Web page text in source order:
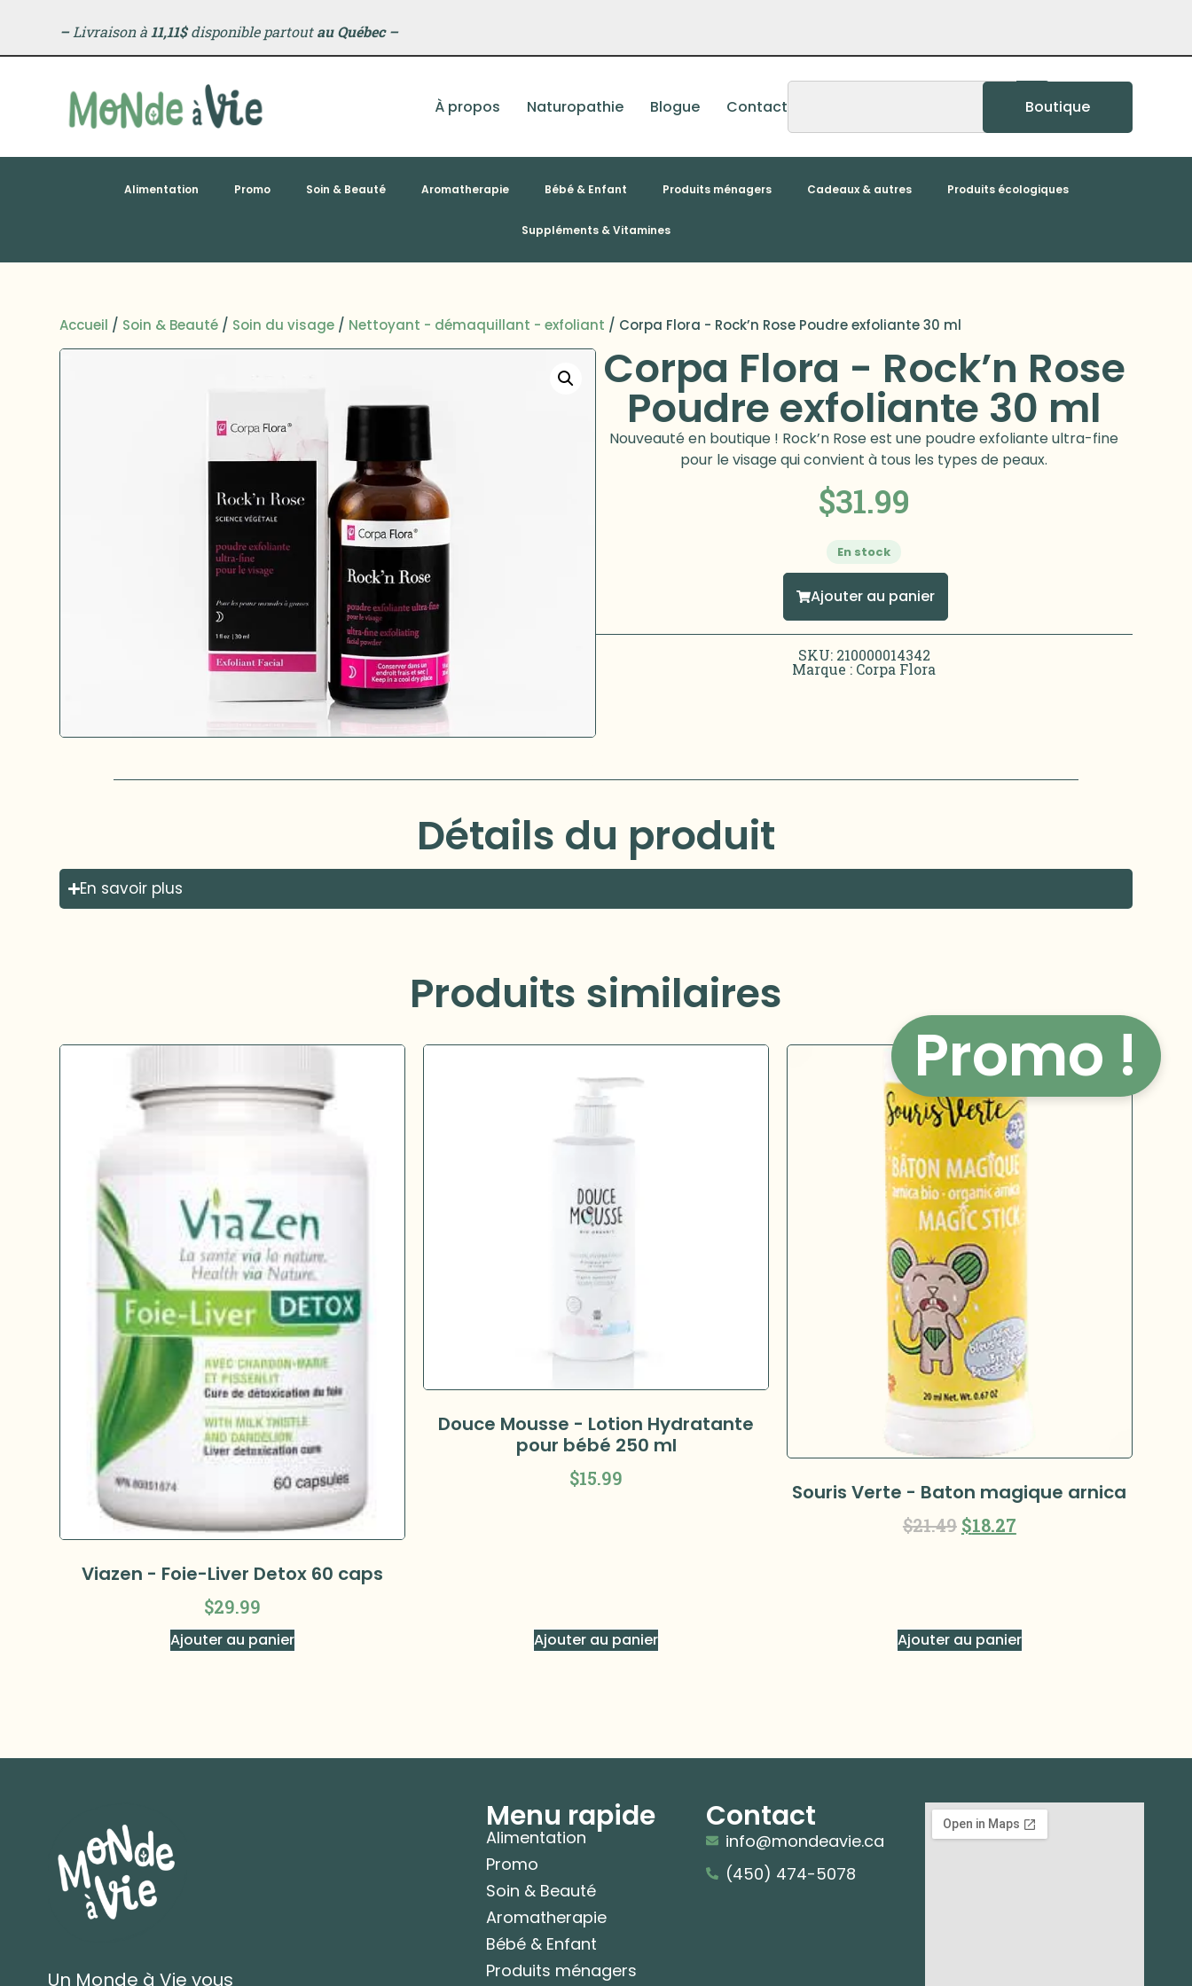
–Livraison à 11,11$disponible partoutau Québec –
À propos Naturopathie Blogue Contact Boutique
Alimentation Promo Soin & Beauté Aromatherapie Bébé & Enfant Produits ménagers Cadeaux & autres Produits écologiques
Suppléments & Vitamines
Accueil / Soin & Beauté / Soin du visage / Nettoyant - démaquillant - exfoliant / Corpa Flora - Rock’n Rose Poudre exfoliante 30 ml
Corpa Flora - Rock’n Rose
Poudre exfoliante 30 ml
Nouveauté en boutique ! Rock’n Rose est une poudre exfoliante ultra-fine
pour le visage qui convient à tous les types de peaux.
$31.99
En stock
Ajouter au panier
SKU: 210000014342
Marque : Corpa Flora
Détails du produit
En savoir plus
Produits similaires
Viazen - Foie-Liver Detox 60 caps
$29.99
Ajouter au panier
Douce Mousse - Lotion Hydratante
pour bébé 250 ml
$15.99
Ajouter au panier
Promo !
Souris Verte - Baton magique arnica
$21.49 $18.27
Ajouter au panier
Un Monde à Vie vous
Menu rapide
Alimentation
Promo
Soin & Beauté
Aromatherapie
Bébé & Enfant
Produits ménagers
Contact
info@mondeavie.ca
(450) 474-5078